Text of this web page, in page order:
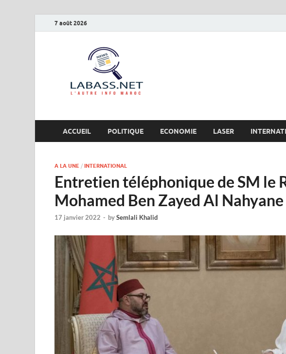
7 août 2026
ACCUEIL POLITIQUE ECONOMIE LASER
A LA UNE / INTERNATIONAL
Entretien téléphonique de SM le
Mohamed Ben Zayed Al Nahyane
17 janvier 2022 - bySemlali Khalid